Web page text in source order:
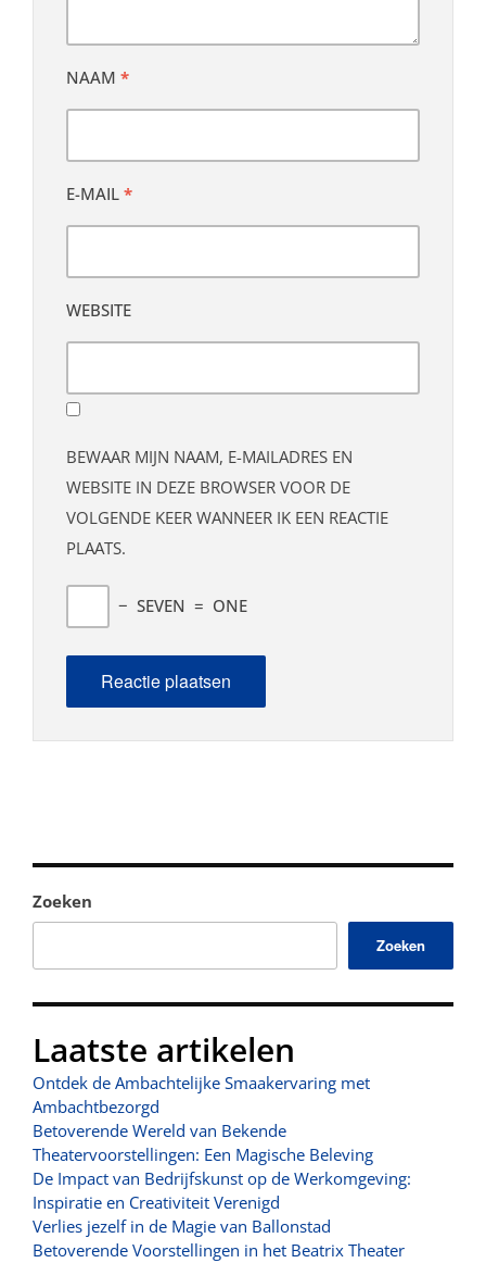
Zoeken
Zoeken
Laatste artikelen
Ontdek de Ambachtelijke Smaakervaring met
Ambachtbezorgd
Betoverende Wereld van Bekende
Theatervoorstellingen: Een Magische Beleving
De Impact van Bedrijfskunst op de Werkomgeving:
Inspiratie en Creativiteit Verenigd
Verlies jezelf in de Magie van Ballonstad
Betoverende Voorstellingen in het Beatrix Theater
NAAM *
E-MAIL *
WEBSITE
BEWAAR MIJN NAAM, E-MAILADRES EN
WEBSITE IN DEZE BROWSER VOOR DE
VOLGENDE KEER WANNEER IK EEN REACTIE
PLAATS.
− SEVEN = ONE